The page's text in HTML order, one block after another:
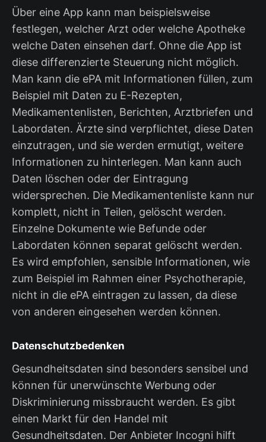
Über eine App kann man beispielsweise
festlegen, welcher Arzt oder welche Apotheke
welche Daten einsehen darf. Ohne die App ist
diese differenzierte Steuerung nicht möglich.
Man kann die ePA mit Informationen füllen, zum
Beispiel mit Daten zu E-Rezepten,
Medikamentenlisten, Berichten, Arztbriefen und
Labordaten. Ärzte sind verpflichtet, diese Daten
einzutragen, und sie werden ermutigt, weitere
Informationen zu hinterlegen. Man kann auch
Daten löschen oder der Eintragung
widersprechen. Die Medikamentenliste kann nur
komplett, nicht in Teilen, gelöscht werden.
Einzelne Dokumente wie Befunde oder
Labordaten können separat gelöscht werden.
Es wird empfohlen, sensible Informationen, wie
zum Beispiel im Rahmen einer Psychotherapie,
nicht in die ePA eintragen zu lassen, da diese
von anderen eingesehen werden können.
Datenschutzbedenken
Gesundheitsdaten sind besonders sensibel und
können für unerwünschte Werbung oder
Diskriminierung missbraucht werden. Es gibt
einen Markt für den Handel mit
Gesundheitsdaten. Der Anbieter Incogni hilft